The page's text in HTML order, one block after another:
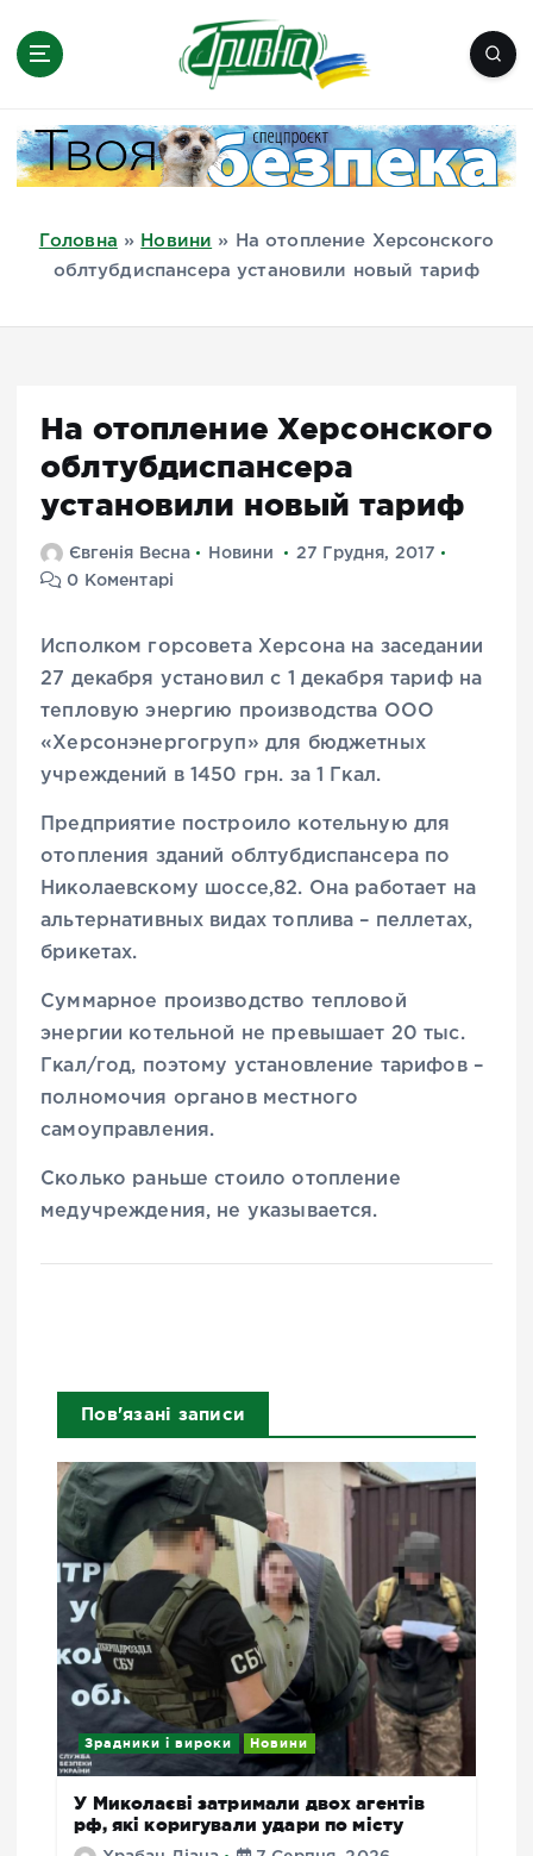
Миколаїв, Одеса, Мелітополь
Головна » Новини »
На отопление Херсонского
облтубдиспансера установили новый тариф
На отопление Херсонского
облтубдиспансера
установили новый тариф
Євгенія Весна Новини
27 Грудня, 2017
0 Коментарі
Исполком горсовета Херсона на заседании
27 декабря установил с 1 декабря тариф на
тепловую энергию производства ООО
«Херсонэнергогруп» для бюджетных
учреждений в 1450 грн. за 1 Гкал.
Предприятие построило котельную для
отопления зданий облтубдиспансера по
Николаевскому шоссе,82. Она работает на
альтернативных видах топлива – пеллетах,
брикетах.
Суммарное производство тепловой
энергии котельной не превышает 20 тыс.
Гкал/год, поэтому установление тарифов –
полномочия органов местного
самоуправления.
Сколько раньше стоило отопление
медучреждения, не указывается.
Пов'язані записи
Зрадники і вироки Новини
У Миколаєві затримали двох агентів
рф, які коригували удари по місту